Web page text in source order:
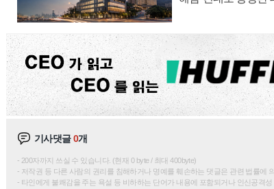
기사댓글0개
200자까지 쓰실 수 있습니다. (현재 0 byte / 최대 400byte)
저작권 등 다른 사람의 권리를 침해하거나 명예를 훼손하는 댓글은 관련 법률에
타인에게 불쾌감을 주는 욕설 등 비하하는 단어가 내용에 포함되거나 인신공격